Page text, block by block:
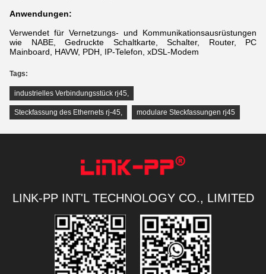
Anwendungen:
Verwendet für Vernetzungs- und Kommunikationsausrüstungen
wie NABE, Gedruckte Schaltkarte, Schalter, Router, PC
Mainboard, HAVW, PDH, IP-Telefon, xDSL-Modem
Tags:
industrielles Verbindungsstück rj45,
Steckfassung des Ethernets rj-45, modulare Steckfassungen rj45
LINK-PP INT'L TECHNOLOGY CO., LIMITED